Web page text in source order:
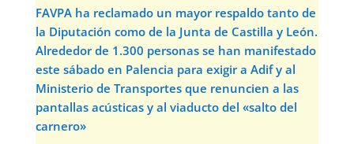
FAVPA ha reclamado un mayor respaldo tanto de
la Diputación como de la Junta de Castilla y León.
Alrededor de 1.300 personas se han manifestado
este sábado en Palencia para exigir a Adif y al
Ministerio de Transportes que renuncien a las
pantallas acústicas y al viaducto del «salto del
carnero»